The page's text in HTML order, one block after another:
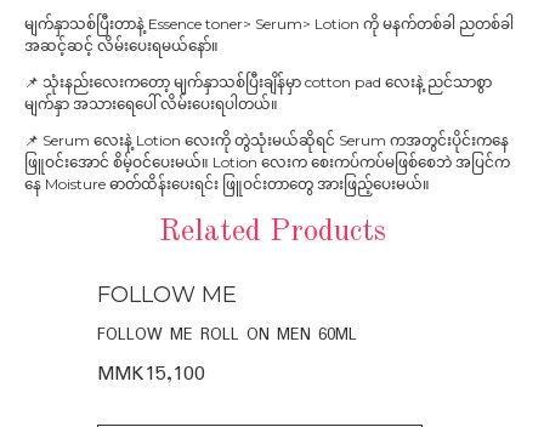
မျက်နှာသစ်ပြီးတာနဲ့ Essence toner> Serum> Lotion ကို မနက်တစ်ခါ ညတစ်ခါ
အဆင့်ဆင့် လိမ်းပေးရမယ်နော်။
📌 သုံးနည်းလေးကတော့ မျက်နှာသစ်ပြီးချိန်မှာ cotton pad လေးနဲ့ ညင်သာစွာ
မျက်နှာ အသားရေပေါ် လိမ်းပေးရပါတယ်။
📌 Serum လေးနဲ့ Lotion လေးကို တွဲသုံးမယ်ဆိုရင် Serum ကအတွင်းပိုင်းကနေ
ဖြူဝင်းအောင် စိမ့်ဝင်ပေးမယ်။ Lotion လေးက စေးကပ်ကပ်မဖြစ်စေဘဲ အပြင်က
နေ Moisture ဓာတ်ထိန်းပေးရင်း ဖြူဝင်းတာတွေ အားဖြည့်ပေးမယ်။
Related Products
FOLLOW ME
FOLLOW ME ROLL ON MEN 60ML
MMK15,100